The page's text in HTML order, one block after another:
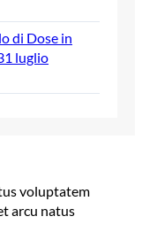
di Dose in
luglio
voluptatem
arcu natus